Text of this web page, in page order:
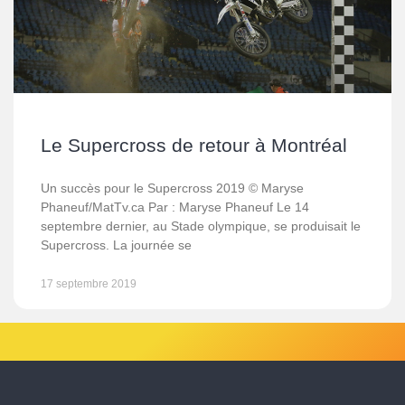
Le Supercross de retour à Montréal
Un succès pour le Supercross 2019 © Maryse
Phaneuf/MatTv.ca Par : Maryse Phaneuf Le 14
septembre dernier, au Stade olympique, se produisait le
Supercross. La journée se
17 septembre 2019